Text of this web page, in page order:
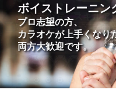
初心者の方、スキルア
とにかくパソコンで曲
など大歓迎！
ボイストレーニン
プロ志望の方、
カラオケが上手くなり
両方大歓迎です。